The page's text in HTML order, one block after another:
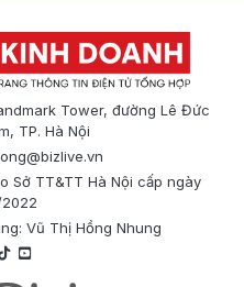
Tower, đường Lê Đức
TP. Hà Nội
Sở TT&TT Hà Nội cấp ngày
Vũ Thị Hồng Nhung